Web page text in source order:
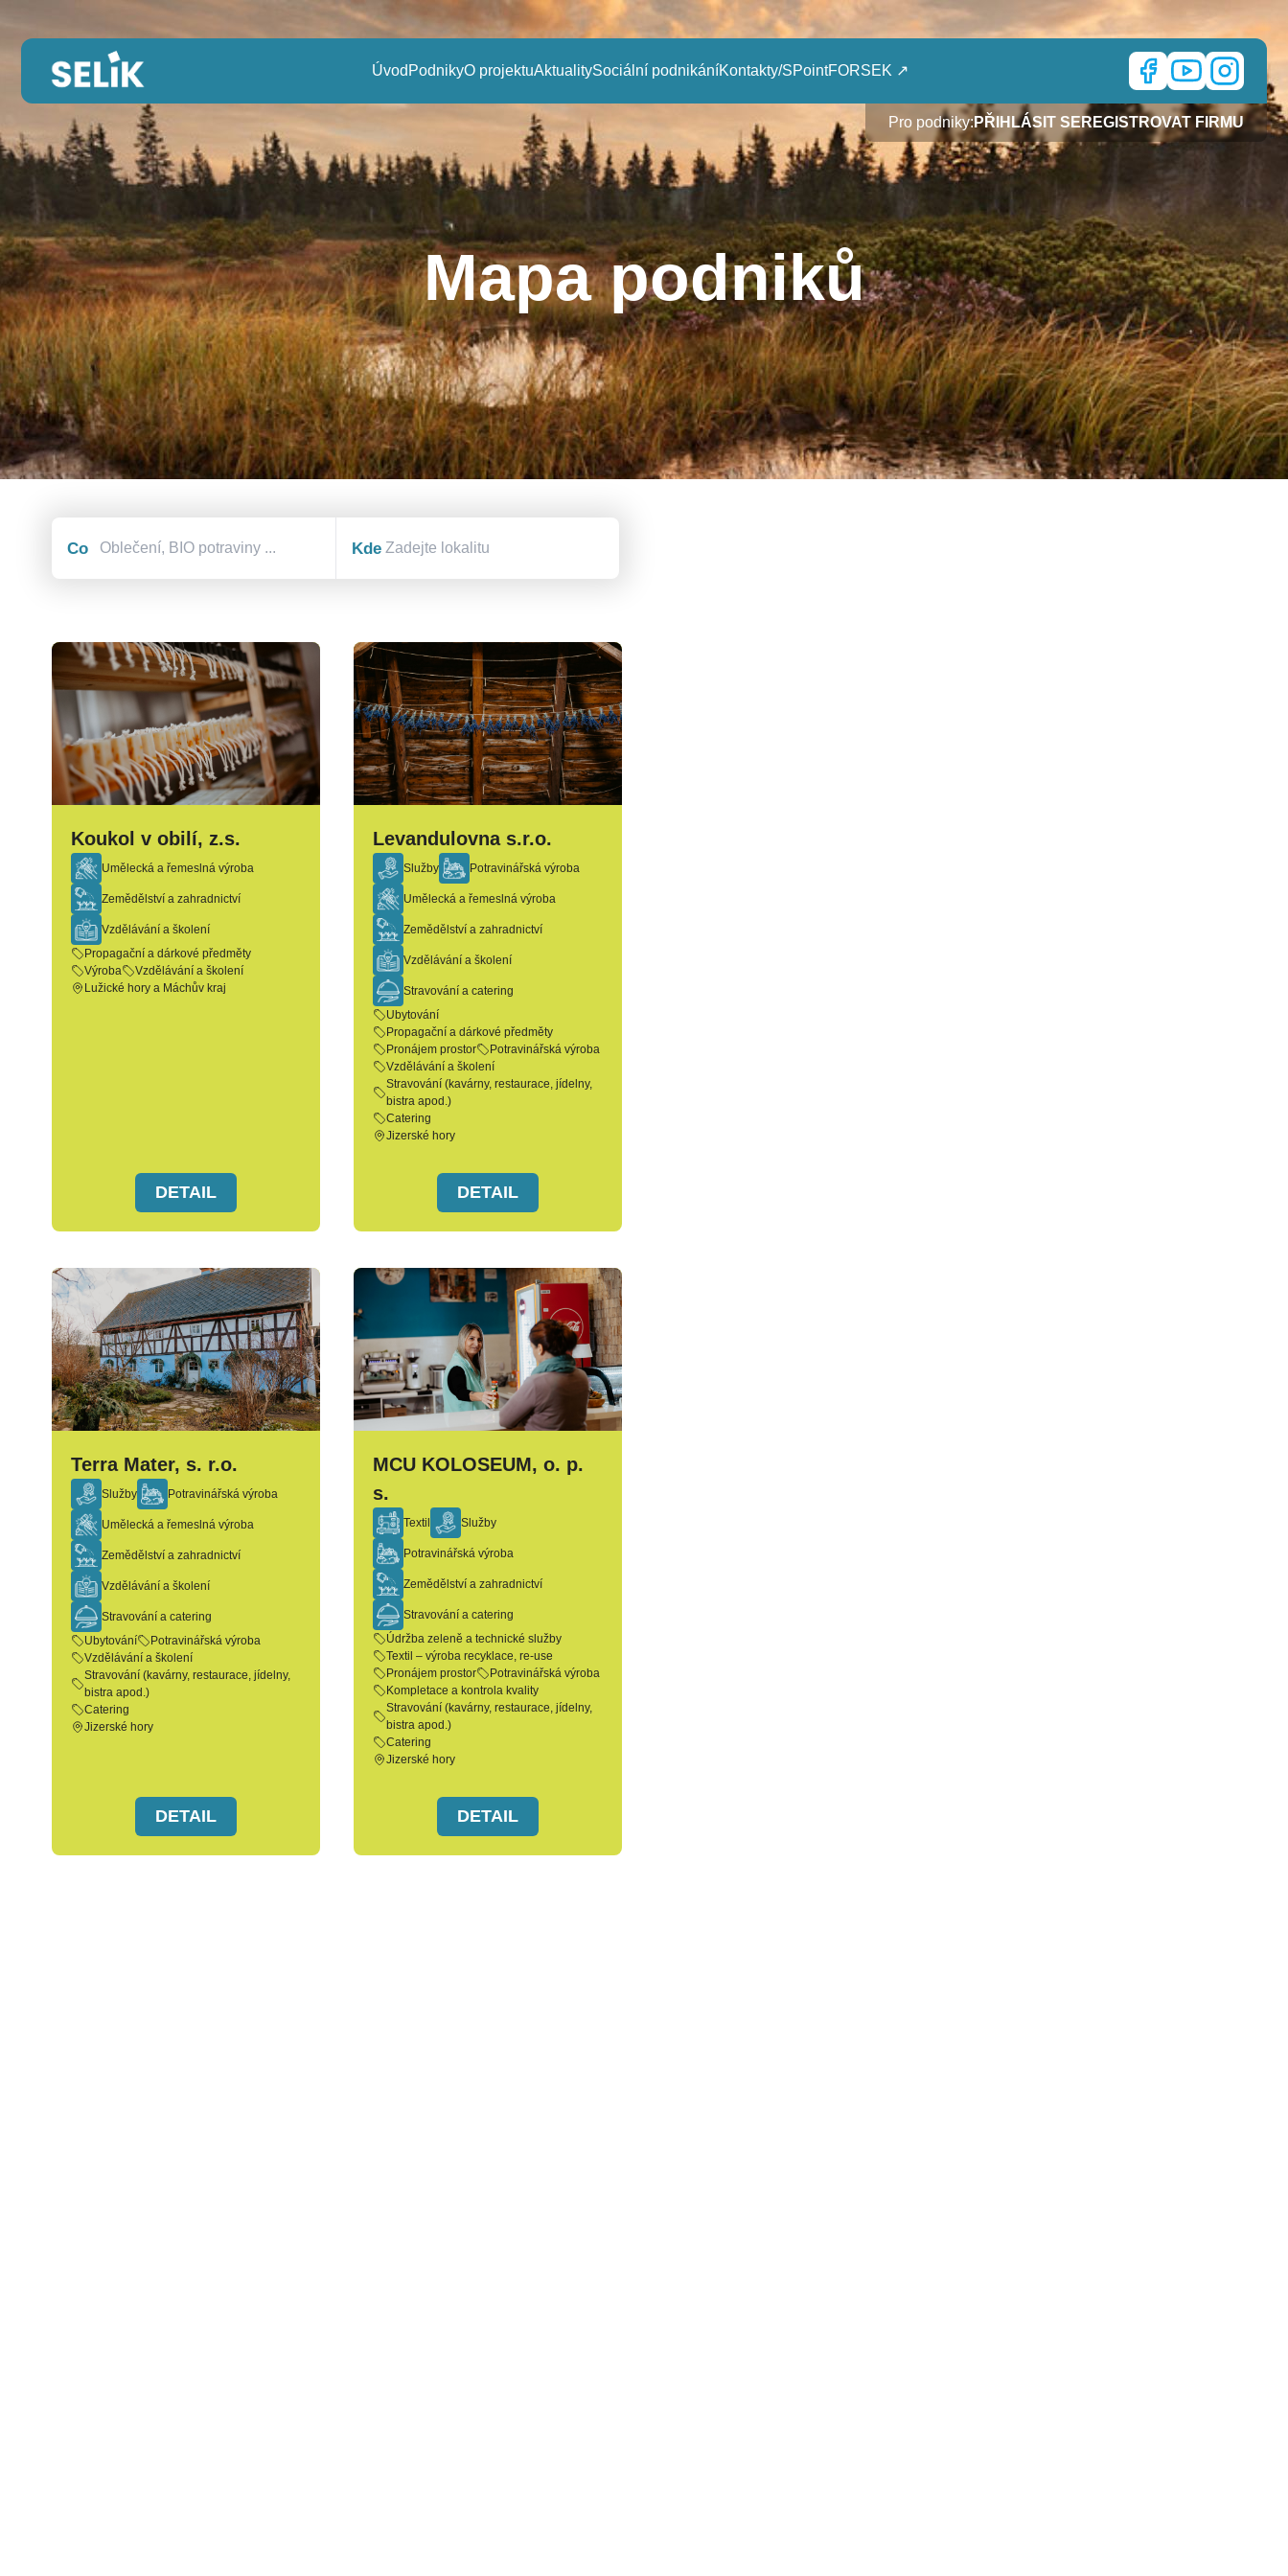
Úvod PodnikyO projektuAktualitySociální podnikáníKontakty/SPointFORSEK ↗
Pro podniky:PŘIHLÁSIT SEREGISTROVAT FIRMU
Mapa podniků
Co Kde
Koukol v obilí, z.s.
Umělecká a řemeslná výroba
Zemědělství a zahradnictví
Vzdělávání a školení
Propagační a dárkové předměty
Výroba
Vzdělávání a školení
Lužické hory a Máchův kraj
DETAIL
Levandulovna s.r.o.
Služby Potravinářská výroba
Umělecká a řemeslná výroba
Zemědělství a zahradnictví
Vzdělávání a školení
Stravování a catering
Ubytování
Propagační a dárkové předměty
Pronájem prostor
Potravinářská výroba
Vzdělávání a školení
Stravování (kavárny, restaurace, jídelny,
bistra apod.)
Catering
Jizerské hory
DETAIL
Terra Mater, s. r.o.
Služby Potravinářská výroba
Umělecká a řemeslná výroba
Zemědělství a zahradnictví
Vzdělávání a školení
Stravování a catering
Ubytování
Potravinářská výroba
Vzdělávání a školení
Stravování (kavárny, restaurace, jídelny,
bistra apod.)
Catering
Jizerské hory
DETAIL
MCU KOLOSEUM, o. p.
s.
Textil Služby
Potravinářská výroba
Zemědělství a zahradnictví
Stravování a catering
Údržba zeleně a technické služby
Textil – výroba recyklace, re-use
Pronájem prostor
Potravinářská výroba
Kompletace a kontrola kvality
Stravování (kavárny, restaurace, jídelny,
bistra apod.)
Catering
Jizerské hory
DETAIL